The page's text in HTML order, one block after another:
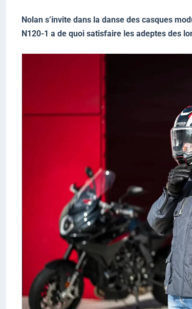
Nolan s’invite dans la danse des casques
N120-1 a de quoi satisfaire les adeptes des